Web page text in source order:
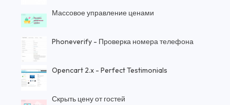
Массовое управление ценами
Phoneverify - Проверка номера телефона
Opencart 2.x - Perfect Testimonials
Скрыть цену от гостей